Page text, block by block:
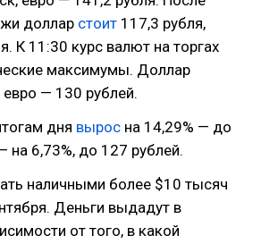
доллар стоит 117,3 рубля,
К 11:30 курс валют на торгах
максимумы. Доллар
евро — 130 рублей.
дня вырос на 14,29% — до
на 6,73%, до 127 рублей.
наличными более $10 тысяч
Деньги выдадут в
от того, в какой